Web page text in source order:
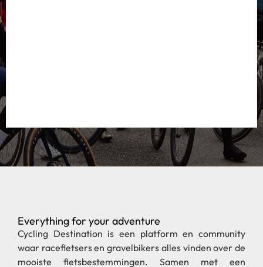
Everything for your adventure
Cycling Destination is een platform en community
waar racefietsers en gravelbikers alles vinden over de
mooiste fietsbestemmingen. Samen met een